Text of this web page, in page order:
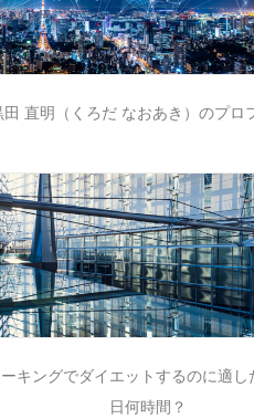
田 直明（くろだ なおあき）のプロ
キングでダイエットするのに適し
日何時間？